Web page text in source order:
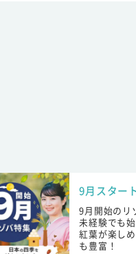
9月スター
9月開始のリ
未経験でも
紅葉が楽し
も豊富！